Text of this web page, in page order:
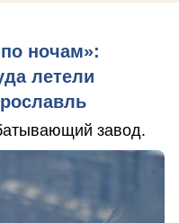
ночам»:
летели
завод.